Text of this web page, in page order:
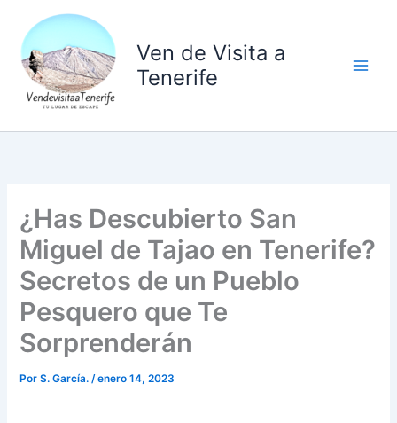
contenido
Ven de Visita a
Tenerife
¿Has Descubierto San
Miguel de Tajao en Tenerife?
Secretos de un Pueblo
Pesquero que Te
Sorprenderán
PorS. García./enero 14, 2023